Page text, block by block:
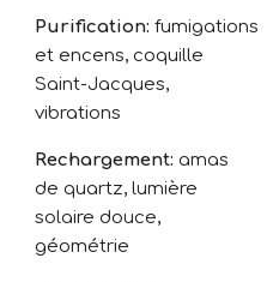
Purification: fumigations
et encens, coquille
Saint-Jacques,
vibrations
Rechargement: amas
de quartz, lumière
solaire douce,
géométrie